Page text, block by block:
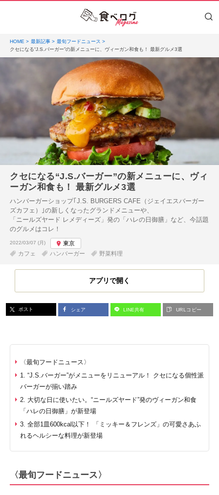
HOME 最新記事
最旬フードニュース
クセになる“J.S.バーガー”の新メニューに、ヴィーガン和食も！ 最新グルメ3選
クセになる“J.S.バーガー”の新メニューに、ヴィ
ーガン和食も！ 最新グルメ3選
ハンバーガーショップ｢J.S. BURGERS CAFE（ジェイエスバーガー
ズカフェ）｣の新しくなったグランドメニューや、
「ニールズヤード レメディーズ」発の「ハレの日御膳」など、今話題
のグルメはコレ！
投稿日:
2022/03/07 (月)
東京
カフェ
ハンバーガー 野菜料理
アプリで開く
ポスト シェア LINE共有 URLコピー
〈最旬フードニュース〉
1. “J.S.バーガー”がメニューをリニューアル！ クセになる個性派
バーガーが揃い踏み
2. 大切な日に使いたい。“ニールズヤード”発のヴィーガン和食
「ハレの日御膳」が新登場
3. 全部1皿600kcal以下！ 「ミッキー＆フレンズ」の可愛さあふ
れるヘルシーな料理が新登場
〈最旬フードニュース〉